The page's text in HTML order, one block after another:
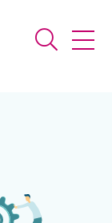
Suche